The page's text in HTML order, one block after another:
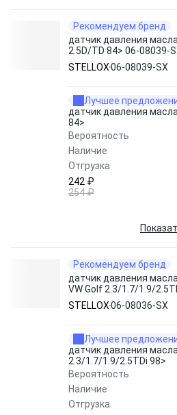
Рекомендуем бренд
датчик давления
2.5D/TD 84> 06-08039-
STELLOX06-08039-SX
Лучшее
датчик давления
84>
Вероятность
Наличие
Отгрузка
242 ₽
254 ₽
Рекомендуем бренд
датчик давления
VW Golf 2.3/1.7/1.9/
SX STELLOX
STELLOX06-08036-SX
Лучшее
датчик давления
2.3/1.7/1.9/2.5TDi 98>
Вероятность
Наличие
Отгрузка